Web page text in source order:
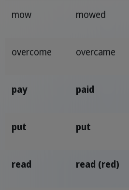
mow mowed
overcome overcame
pay paid
put put
read read (red)